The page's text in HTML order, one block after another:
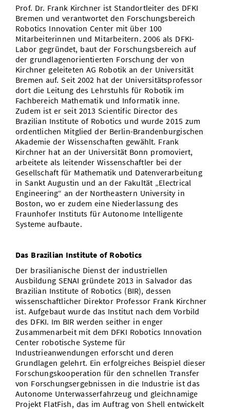
Prof. Dr. Frank Kirchner ist Standortleiter des DFKI
Bremen und verantwortet den Forschungsbereich
Robotics Innovation Center mit über 100
Mitarbeiterinnen und Mitarbeitern. 2006 als DFKI-
Labor gegründet, baut der Forschungsbereich auf
der grundlagenorientierten Forschung der von
Kirchner geleiteten AG Robotik an der Universität
Bremen auf. Seit 2002 hat der Universitätsprofessor
dort die Leitung des Lehrstuhls für Robotik im
Fachbereich Mathematik und Informatik inne.
Zudem ist er seit 2013 Scientific Director des
Brazilian Institute of Robotics und wurde 2015 zum
ordentlichen Mitglied der Berlin-Brandenburgischen
Akademie der Wissenschaften gewählt. Frank
Kirchner hat an der Universität Bonn promoviert,
arbeitete als leitender Wissenschaftler bei der
Gesellschaft für Mathematik und Datenverarbeitung
in Sankt Augustin und an der Fakultät „Electrical
Engineering“ an der Northeastern University in
Boston, wo er zudem eine Niederlassung des
Fraunhofer Instituts für Autonome Intelligente
Systeme aufbaute.
Das Brazilian Institute of Robotics
Der brasilianische Dienst der industriellen
Ausbildung SENAI gründete 2013 in Salvador das
Brazilian Institute of Robotics (BIR), dessen
wissenschaftlicher Direktor Professor Frank Kirchner
ist. Aufgebaut wurde das Institut nach dem Vorbild
des DFKI. Im BIR werden seither in enger
Zusammenarbeit mit dem DFKI Robotics Innovation
Center robotische Systeme für
Industrieanwendungen erforscht und deren
Grundlagen gelehrt. Ein erfolgreiches Beispiel dieser
Forschungskooperation für den schnellen Transfer
von Forschungsergebnissen in die Industrie ist das
Autonome Unterwasserfahrzeug und gleichnamige
Projekt FlatFish, das im Auftrag von Shell entwickelt